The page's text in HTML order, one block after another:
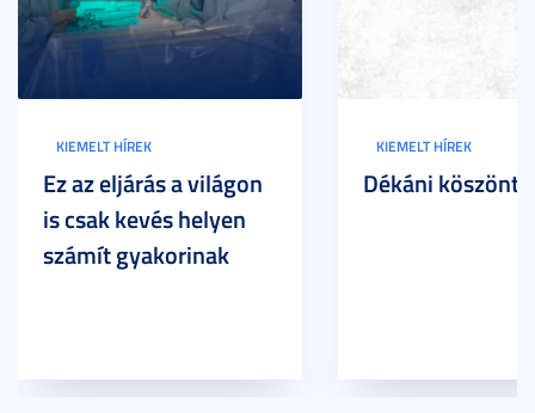
KIEMELT HÍREK
Ez az eljárás a világon
is csak kevés helyen
számít gyakorinak
KIEMELT HÍREK
Dékáni köszöntő